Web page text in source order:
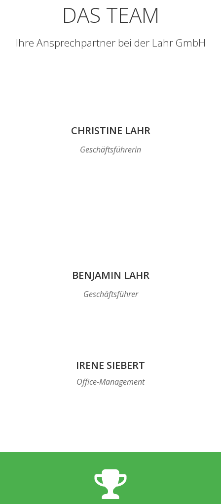
DAS TEAM
Ihre Ansprechpartner bei der Lahr GmbH
CHRISTINE LAHR
Geschäftsführerin
BENJAMIN LAHR
Geschäftsführer
IRENE SIEBERT
Office-Management